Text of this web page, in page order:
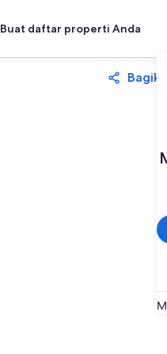
Buat daftar properti Anda
Bagikan